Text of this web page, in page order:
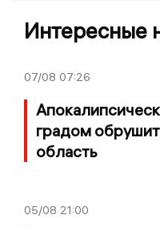
Интересные
07/08 07:26
градом
область
05/08 21:00